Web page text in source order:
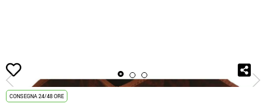
Inizio
CONSEGNA 24/48 ORE